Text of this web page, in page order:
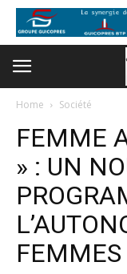
Home Société
FEMME
» : UN